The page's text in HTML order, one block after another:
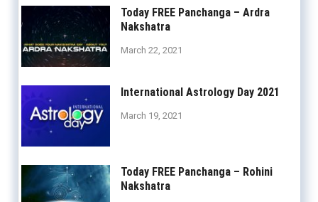
Today FREE Panchanga – Ardra
Nakshatra
March 22, 2021
International Astrology Day 2021
March 19, 2021
Today FREE Panchanga – Rohini
Nakshatra